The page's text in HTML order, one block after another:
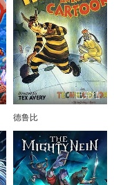
已完结
德鲁比